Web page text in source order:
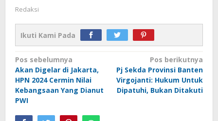
Redaksi
Ikuti Kami Pada
Navigasi
pos
Pos sebelumnya
Akan Digelar di Jakarta,
HPN 2024 Cermin Nilai
Kebangsaan Yang Dianut
PWI
Pos berikutnya
Pj Sekda Provinsi Banten
Virgojanti: Hukum Untuk
Dipatuhi, Bukan Ditakuti